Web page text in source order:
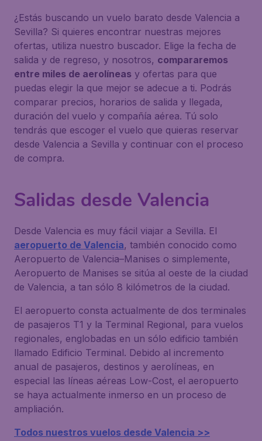
¿Estás buscando un vuelo barato desde Valencia a
Sevilla? Si quieres encontrar nuestras mejores
ofertas, utiliza nuestro buscador. Elige la fecha de
salida y de regreso, y nosotros, compararemos
entre miles de aerolíneas y ofertas para que
puedas elegir la que mejor se adecue a ti. Podrás
comparar precios, horarios de salida y llegada,
duración del vuelo y compañía aérea. Tú solo
tendrás que escoger el vuelo que quieras reservar
desde Valencia a Sevilla y continuar con el proceso
de compra.
Salidas desde Valencia
Desde Valencia es muy fácil viajar a Sevilla. El
aeropuerto de Valencia, también conocido como
Aeropuerto de Valencia–Manises o simplemente,
Aeropuerto de Manises se sitúa al oeste de la ciudad
de Valencia, a tan sólo 8 kilómetros de la ciudad.
El aeropuerto consta actualmente de dos terminales
de pasajeros T1 y la Terminal Regional, para vuelos
regionales, englobadas en un sólo edificio también
llamado Edificio Terminal. Debido al incremento
anual de pasajeros, destinos y aerolíneas, en
especial las líneas aéreas Low-Cost, el aeropuerto
se haya actualmente inmerso en un proceso de
ampliación.
Todos nuestros vuelos desde Valencia >>